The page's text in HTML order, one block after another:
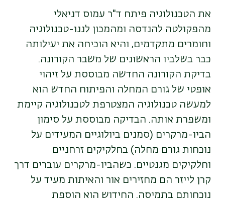
את הטכנולוגיה פיתח ד"ר עמוס דניאלי
מהפקולטה להנדסה ומהמכון לננו-טכנולוגיה
וחומרים מתקדמים, והיא הוכיחה את יעילותה
כבר בשלביו הראשונים של משבר הקורונה.
בדיקת הקורונה החדשה מבוססת על זיהוי
אופטי של גורם המחלה והפיתוח החדש הוא
למעשה טכנולוגיה המצטרפת לטכנולוגיה קיימת
ומשפרת אותה. הבדיקה מבוססת על סימון
הביו-מרקרים (סמנים ביולוגיים המעידים על
נוכחות גורם מחלה) בחלקיקים זרחניים
וחלקיקים מגנטיים. כשהביו-מרקרים עוברים דרך
קרן לייזר הם מחזירים אור והאיתות מעיד על
נוכחותם בתמיסה. החידוש הוא הוספת